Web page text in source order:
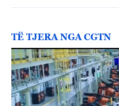
TË TJERA NGA CGTN